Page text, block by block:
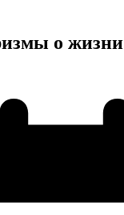
о